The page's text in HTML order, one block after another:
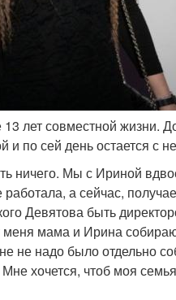
лет совместной жизни.
и по сей день остается с
ничего. Мы с Ириной
а сейчас,
Девятова быть
меня мама и Ирина
не надо было отдельно
хочется, чтоб моя